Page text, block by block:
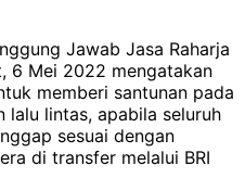
Jawab Jasa Raharja
6 Mei 2022 mengatakan
memberi santunan pada
lalu lintas, apabila seluruh
sesuai dengan
di transfer melalui BRI